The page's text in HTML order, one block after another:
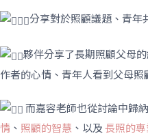
分享對於照顧議題、青年
夥伴分享了長期照顧父母
作者的心情、青年人看到父母
而嘉容老師也從討論中歸
情 、 照顧的智慧 、以及長照的